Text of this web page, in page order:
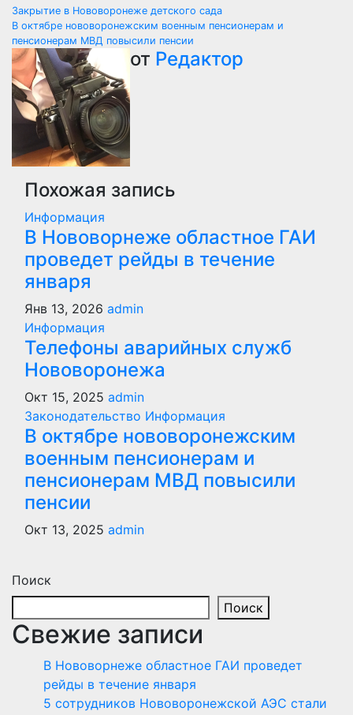
Навигация
по
записям
Закрытие в Нововоронеже детского сада
В октябре нововоронежским военным пенсионерам и
пенсионерам МВД повысили пенсии
от Редактор
Похожая запись
Информация
В Нововорнеже областное ГАИ
проведет рейды в течение
января
Янв 13, 2026 admin
Информация
Телефоны аварийных служб
Нововоронежа
Окт 15, 2025 admin
Законодательство Информация
В октябре нововоронежским
военным пенсионерам и
пенсионерам МВД повысили
пенсии
Окт 13, 2025 admin
Поиск
Поиск
Свежие записи
В Нововорнеже областное ГАИ проведет
рейды в течение января
5 сотрудников Нововоронежской АЭС стали